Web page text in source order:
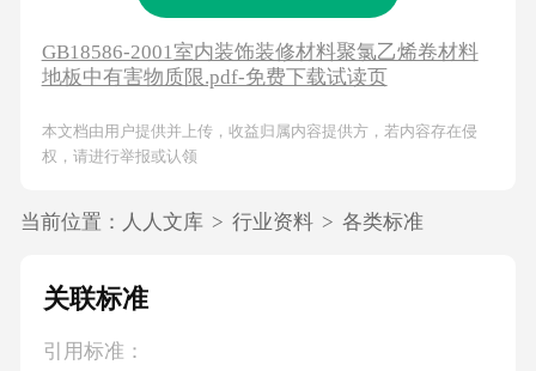
GB18586-2001室内装饰装修材料聚氯乙烯卷材料
地板中有害物质限.pdf-免费下载试读页
本文档由用户提供并上传，收益归属内容提供方，若内容存在侵
权，请进行举报或认领
当前位置： 人人文库 > 行业资料 > 各类标准
关联标准
引用标准：